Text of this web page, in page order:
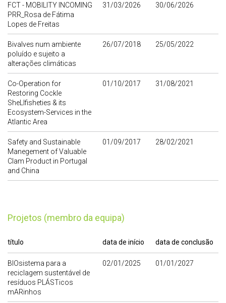
FCT - MOBILITY INCOMING
PRR_Rosa de Fátima
Lopes de Freitas
31/03/2026 30/06/2026
Bivalves num ambiente
poluído e sujeito a
alterações climáticas
26/07/2018 25/05/2022
Co-Operation for
Restoring Cockle
SheLlfisheties & its
Ecosystem-Services in the
Atlantic Area
01/10/2017 31/08/2021
Safety and Sustainable
Manegement of Valuable
Clam Product in Portugal
and China
01/09/2017 28/02/2021
Projetos (membro da equipa)
título data de início data de conclusão
BIOsistema para a
reciclagem sustentável de
resíduos PLÁSTicos
mARinhos
02/01/2025 01/01/2027